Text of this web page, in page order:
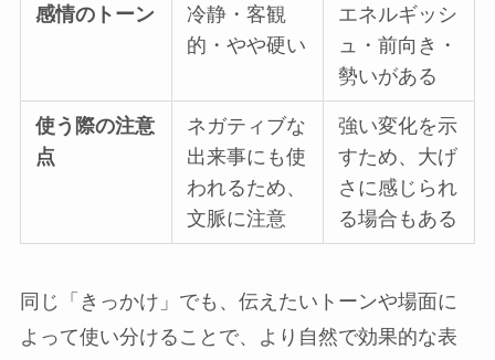
感情のトーン
冷静・客観
的・やや硬い
エネルギッシ
ュ・前向き・
勢いがある
使う際の注意
点
ネガティブな
出来事にも使
われるため、
文脈に注意
強い変化を示
すため、大げ
さに感じられ
る場合もある
同じ「きっかけ」でも、伝えたいトーンや場面に
よって使い分けることで、より自然で効果的な表